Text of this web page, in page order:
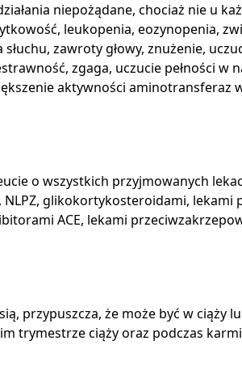
niepożądane, chociaż nie u
leukopenia, eozynopenia,
zawroty głowy, znużenie,
zgaga, uczucie pełności
aktywności
o wszystkich przyjmowanych
glikokortykosteroidami,
ACE, lekami
przypuszcza, że może być w
trymestrze ciąży oraz podczas